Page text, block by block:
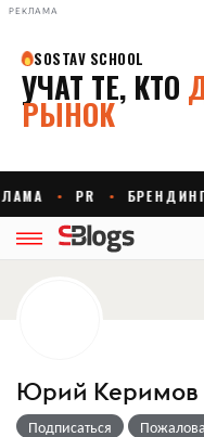
РЕКЛАМА
Юрий Керимов
Подписаться